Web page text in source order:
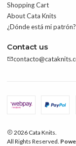
Shopping Cart
About Cata Knits
¿Dónde está mi patrón?
Contact us
2026 Cata Knits.
All Rights Reserved.